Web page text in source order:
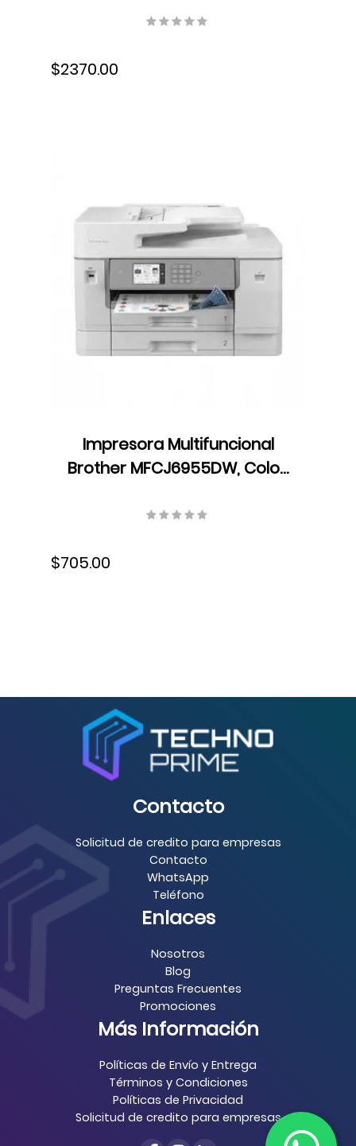
Ethernet, Fax, Láser,
$2370.00
Impresora Multifuncional
Brother MFCJ6955DW, Color,
Resolución 600×600 ppp, Wifi,
$705.00
Contacto
Solicitud de credito para empresas
Contacto
WhatsApp
Teléfono
Enlaces
Nosotros
Blog
Preguntas Frecuentes
Promociones
Más Información
Políticas de Envío y Entrega
Términos y Condiciones
Políticas de Privacidad
Solicitud de credito para empresas